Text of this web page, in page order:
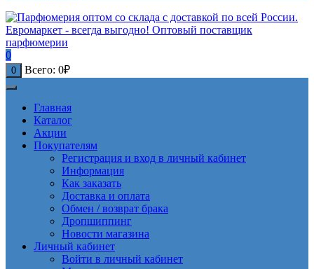
0
0 Всего: 0₽
Главная
Каталог
Акции
Покупателям
Регистрация и вход в личный кабинет
Информация
Как заказать
Доставка и оплата
Обмен / возврат брака
Дропшиппинг
Новости магазина
Личный кабинет
Войти в личный кабинет